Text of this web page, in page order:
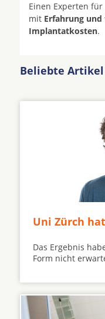
Einen Experten
mit Erfahrung
Implantatkosten.
Beliebte
Uni Zürch
Das Ergebnis
Form nicht